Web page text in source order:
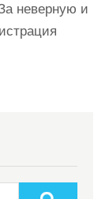
неверную и